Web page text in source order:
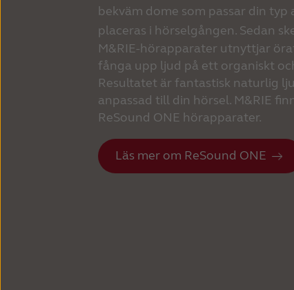
bekväm dome som passar din
placeras i hörselgången. Sedan
M&RIE-hörapparater utnyttjar
fånga upp ljud på ett organiskt
Resultatet är fantastisk naturlig
anpassad till din hörsel. M&RIE
ReSound ONE hörapparater.
Läs mer om ReSound ONE